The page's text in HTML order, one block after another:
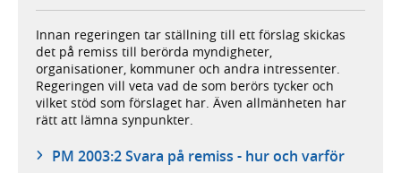
Innan regeringen tar ställning till ett förslag skickas
det på remiss till berörda myndigheter,
organisationer, kommuner och andra intressenter.
Regeringen vill veta vad de som berörs tycker och
vilket stöd som förslaget har. Även allmänheten har
rätt att lämna synpunkter.
PM 2003:2 Svara på remiss - hur och varför